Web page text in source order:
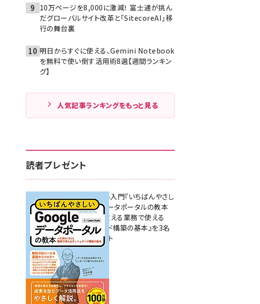
10万ページを8,000に激減！ 富士通が挑ん
だグローバルサイト改革と「SitecoreAI」移
行の舞台裏
明日からすぐに使える、Gemini Notebook
を無料で使い倒す活用術8選【週間ランキン
グ】
人気記事ランキングをもっと見る
読者プレゼント
無料BIツール入門『いちばんやさし
いGoogleデータポータルの教本
人気講師が教える業務で使える
ダッシュボード構築の基本』を3名
様にプレゼント
7月31日 10:00